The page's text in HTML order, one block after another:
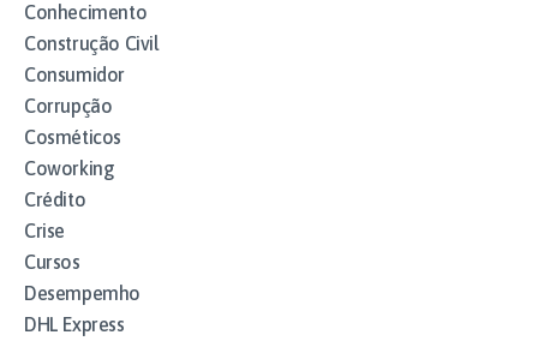
Conhecimento
Construção Civil
Consumidor
Corrupção
Cosméticos
Coworking
Crédito
Crise
Cursos
Desempemho
DHL Express